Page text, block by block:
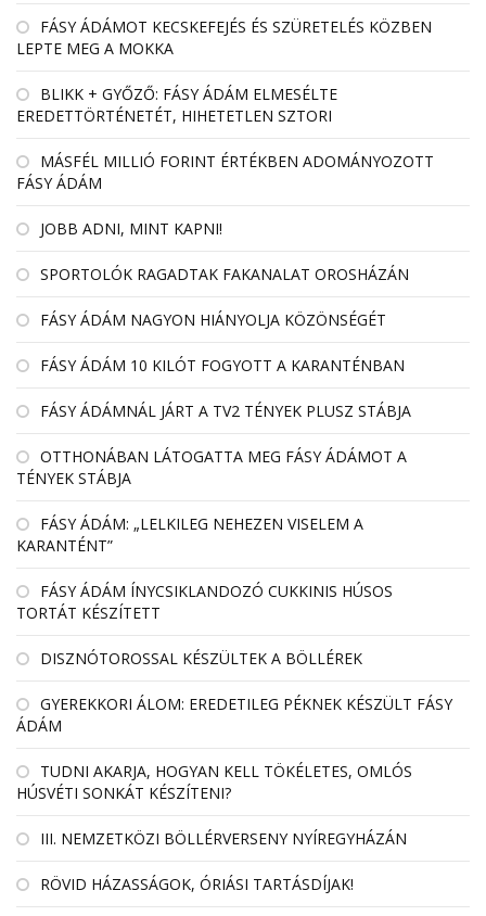
FÁSY ÁDÁMOT KECSKEFEJÉS ÉS SZÜRETELÉS KÖZBEN
LEPTE MEG A MOKKA
BLIKK + GYŐZŐ: FÁSY ÁDÁM ELMESÉLTE
EREDETTÖRTÉNETÉT, HIHETETLEN SZTORI
MÁSFÉL MILLIÓ FORINT ÉRTÉKBEN ADOMÁNYOZOTT
FÁSY ÁDÁM
JOBB ADNI, MINT KAPNI!
SPORTOLÓK RAGADTAK FAKANALAT OROSHÁZÁN
FÁSY ÁDÁM NAGYON HIÁNYOLJA KÖZÖNSÉGÉT
FÁSY ÁDÁM 10 KILÓT FOGYOTT A KARANTÉNBAN
FÁSY ÁDÁMNÁL JÁRT A TV2 TÉNYEK PLUSZ STÁBJA
OTTHONÁBAN LÁTOGATTA MEG FÁSY ÁDÁMOT A
TÉNYEK STÁBJA
FÁSY ÁDÁM: „LELKILEG NEHEZEN VISELEM A
KARANTÉNT”
FÁSY ÁDÁM ÍNYCSIKLANDOZÓ CUKKINIS HÚSOS
TORTÁT KÉSZÍTETT
DISZNÓTOROSSAL KÉSZÜLTEK A BÖLLÉREK
GYEREKKORI ÁLOM: EREDETILEG PÉKNEK KÉSZÜLT FÁSY
ÁDÁM
TUDNI AKARJA, HOGYAN KELL TÖKÉLETES, OMLÓS
HÚSVÉTI SONKÁT KÉSZÍTENI?
III. NEMZETKÖZI BÖLLÉRVERSENY NYÍREGYHÁZÁN
RÖVID HÁZASSÁGOK, ÓRIÁSI TARTÁSDÍJAK!